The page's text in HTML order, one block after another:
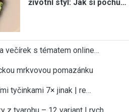
životní styl: Jak si pochu…
večírek s tématem online…
mrkvovou pomazánku
tyčinkami 7× jinak | re…
z tvarohu – 12 variant | rych…